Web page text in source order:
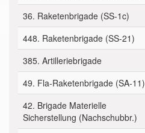
36. Raketenbrigade (SS-1c)
448. Raketenbrigade (SS-21)
385. Artilleriebrigade
49. Fla-Raketenbrigade (SA-11)
42. Brigade Materielle
Sicherstellung (Nachschubbr.)